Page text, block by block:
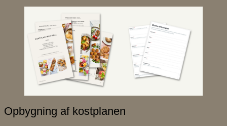
Opbygning af kostplanen